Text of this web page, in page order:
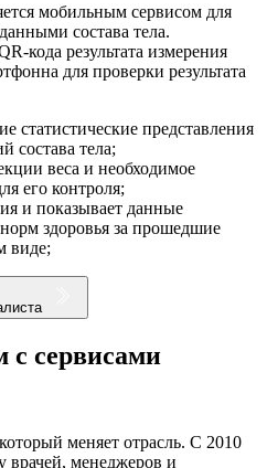
мобильным сервисом для
состава тела.
кода результата измерения
для проверки результата
статистические представления
состава тела;
веса и необходимое
его контроля;
и показывает данные
здоровья за прошедшие
виде;
с сервисами
меняет отрасль. С 2010
врачей, менеджеров и